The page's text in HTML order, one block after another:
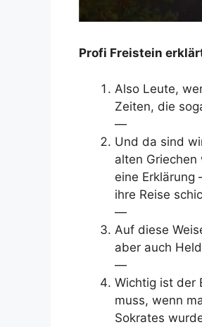
Profi Freistein
Also Leute,
Zeiten, die
—
Und da sind
alten
eine Erklärung
ihre Reise
—
Auf diese
aber auch
—
Wichtig ist der
muss, wenn
Sokrates